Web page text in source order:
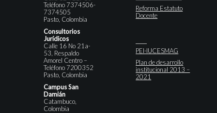
Teléfono 7374506-
7374505
Pasto, Colombia
Consultorios
Jurídicos
Calle 16 No 21a-
53, Respaldo
Amorel Centro –
Teléfono 7200352
Pasto, Colombia
Campus San
Damián
Catambuco,
Colombia
Reforma Estatuto
Docente
PEI-IUCESMAG
Plan de desarrollo
institucional 2013 –
2021